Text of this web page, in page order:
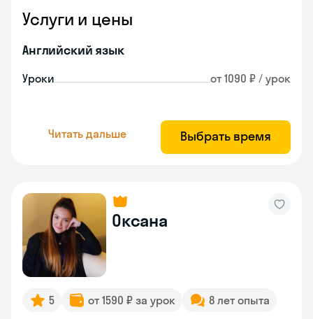
Услуги и цены
Английский язык
Уроки от 1090 ₽ / урок
Читать дальше Выбрать время
Оксана
5 от 1590 ₽ за урок 8 лет опыта